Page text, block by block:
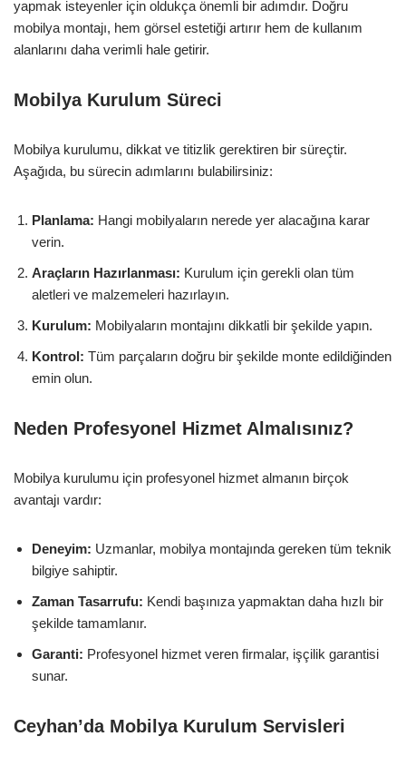
yapmak isteyenler için oldukça önemli bir adımdır. Doğru
mobilya montajı, hem görsel estetiği artırır hem de kullanım
alanlarını daha verimli hale getirir.
Mobilya Kurulum Süreci
Mobilya kurulumu, dikkat ve titizlik gerektiren bir süreçtir.
Aşağıda, bu sürecin adımlarını bulabilirsiniz:
Planlama: Hangi mobilyaların nerede yer alacağına karar
verin.
Araçların Hazırlanması: Kurulum için gerekli olan tüm
aletleri ve malzemeleri hazırlayın.
Kurulum: Mobilyaların montajını dikkatli bir şekilde yapın.
Kontrol: Tüm parçaların doğru bir şekilde monte edildiğinden
emin olun.
Neden Profesyonel Hizmet Almalısınız?
Mobilya kurulumu için profesyonel hizmet almanın birçok
avantajı vardır:
Deneyim: Uzmanlar, mobilya montajında gereken tüm teknik
bilgiye sahiptir.
Zaman Tasarrufu: Kendi başınıza yapmaktan daha hızlı bir
şekilde tamamlanır.
Garanti: Profesyonel hizmet veren firmalar, işçilik garantisi
sunar.
Ceyhan’da Mobilya Kurulum Servisleri